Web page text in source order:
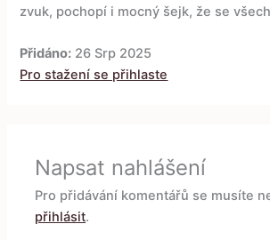
zvuk, pochopí i mocný šejk, že se
Přidáno: 26 Srp 2025
Pro stažení se přihlaste
Napsat nahlášení
Pro přidávání komentářů se musíte
přihlásit.